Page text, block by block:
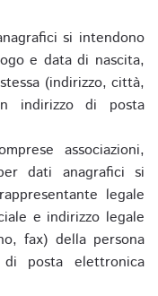
si intendono
e data di nascita,
(indirizzo, città,
indirizzo di posta
associazioni,
dati anagrafici si
legale
e indirizzo legale
fax) della persona
posta elettronica